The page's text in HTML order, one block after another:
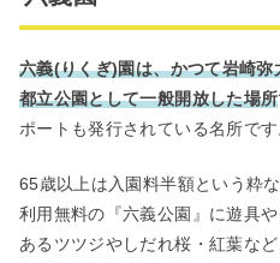
六義(りくぎ)園は、かつて岩崎
都立公園として一般開放した場所
ポートも発行されている名所です
65歳以上は入園料半額という粋
利用無料の『六義公園』に遊具
あるツツジやしだれ桜・紅葉な